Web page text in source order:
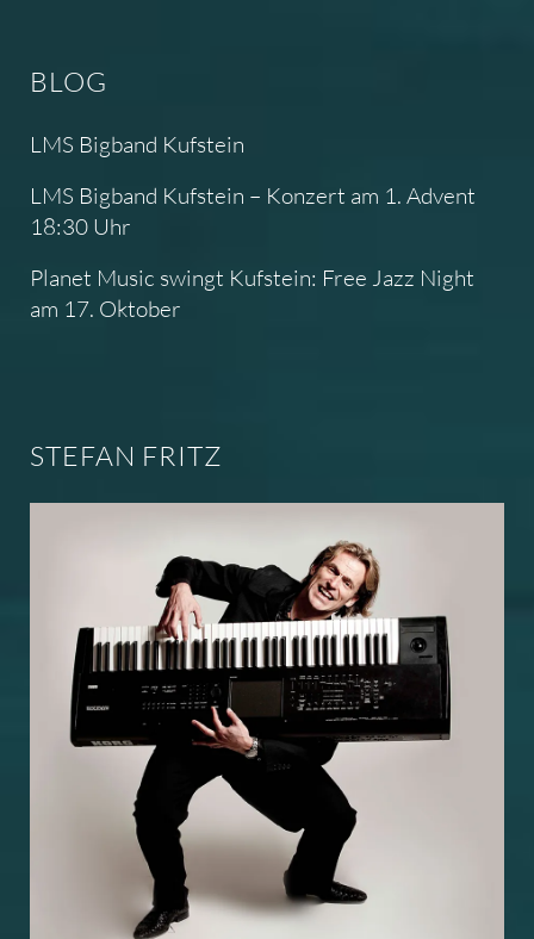
BLOG
LMS Bigband Kufstein
LMS Bigband Kufstein – Konzert am 1. Advent
18:30 Uhr
Planet Music swingt Kufstein: Free Jazz Night
am 17. Oktober
STEFAN FRITZ